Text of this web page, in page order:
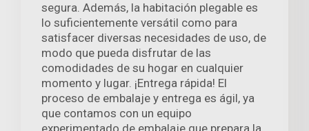
segura. Además, la habitación plegable es
lo suficientemente versátil como para
satisfacer diversas necesidades de uso, de
modo que pueda disfrutar de las
comodidades de su hogar en cualquier
momento y lugar. ¡Entrega rápida! El
proceso de embalaje y entrega es ágil, ya
que contamos con un equipo
experimentado de embalaje que prepara la